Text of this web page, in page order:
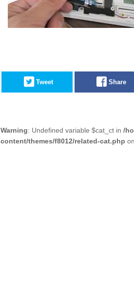
Tweet Share
Warning: Undefined variable $cat_ct in /
content/themes/f8012/related-cat.php